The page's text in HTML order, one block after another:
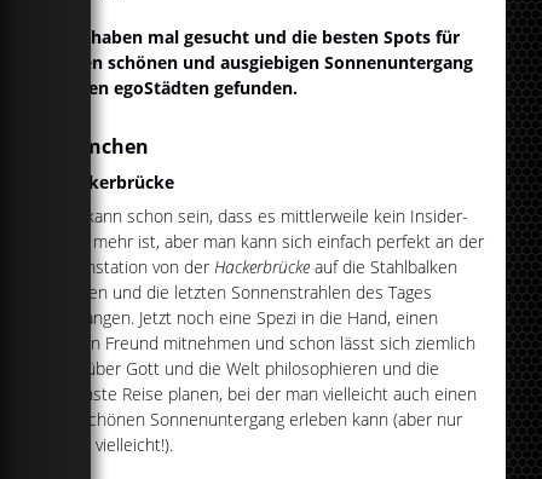
Wir haben mal gesucht und die besten Spots für
einen schönen und ausgiebigen Sonnenuntergang
in den egoStädten gefunden.
München
Hackerbrücke
Jaa, kann schon sein, dass es mittlerweile kein Insider-
Tipp mehr ist, aber man kann sich einfach perfekt an der
Bahnstation von derHackerbrücke auf die Stahlbalken
setzen und die letzten Sonnenstrahlen des Tages
einfangen. Jetzt noch eine Spezi in die Hand, einen
guten Freund mitnehmen und schon lässt sich ziemlich
gut über Gott und die Welt philosophieren und die
nächste Reise planen, bei der man vielleicht auch einen
so schönen Sonnenuntergang erleben kann (aber nur
ganz vielleicht!).